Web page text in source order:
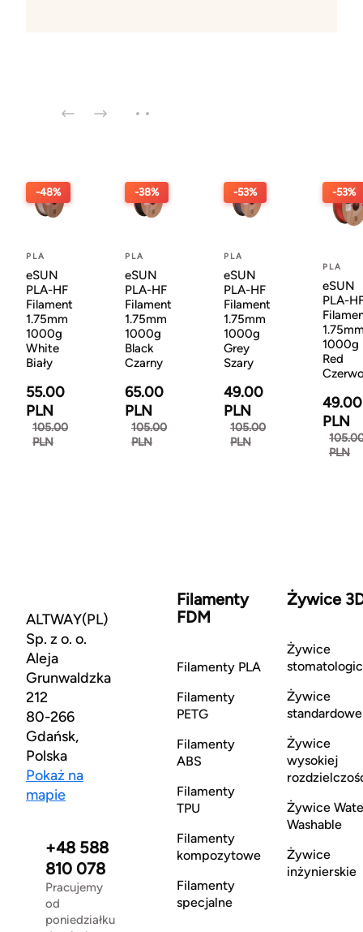
-48%
PLA
eSUN
PLA-HF
Filament
1.75mm
1000g
White
Biały
55.00
PLN
105.00
PLN
-38%
PLA
eSUN
PLA-HF
Filament
1.75mm
1000g
Black
Czarny
65.00
PLN
105.00
PLN
-53%
PLA
eSUN
PLA-HF
Filament
1.75mm
1000g
Grey
Szary
49.00
PLN
105.00
PLN
-53%
PLA
eSUN
PLA-
1000g
Red
49.00
PLN
PLN
ALTWAY(PL)
Sp. z o. o.
Aleja
Grunwaldzka
212
80-266
Gdańsk,
Polska
Pokaż na
mapie
+48 588
810 078
Pracujemy
od
poniedziałku
Filamenty
FDM
Filamenty PLA
Filamenty
PETG
Filamenty
ABS
Filamenty
TPU
Filamenty
kompozytowe
Filamenty
specjalne
Żywice
Żywice
Żywice
standardowe
Żywice
wysokiej
Żywice
Washable
Żywice
inżynierskie